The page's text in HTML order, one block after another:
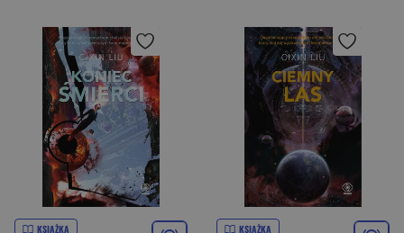
KSIĄŻKA KSIĄŻKA